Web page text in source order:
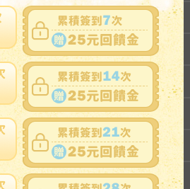
をご確認ください。
っては若干の誤差が生じます。数cmの誤差は予め